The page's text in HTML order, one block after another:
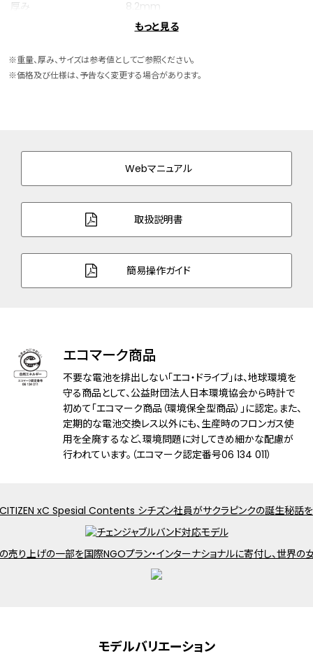
厚み 8.2mm
ケース素材 スーパーチタニウム
三ツ折れプッシュタイプ
バンド幅 12.0mm
バンド調整可能サイ
120～184mm
球面サファイアガラス（無反射コーティン
グ）
耐磁性能 １種耐磁
デザイン特徴
文字板部品：再生素材
文字板：ラボグロウン・ダイヤモンド入
りゅうず：ラボグロウン・ダイヤモンド入
夜光(針)
充電警告機能
パワーセーブ機能
フル充電時約3年可動(パワーセーブ作動
パーペチュアルカレンダー
もっと見る
※重量、厚み、サイズは参考値としてご参照ください。
※価格及び仕様は、予告なく変更する場合があります。
Webマニュアル
取扱説明書
簡易操作ガイド
エコマーク商品
不要な電池を排出しない「エコ・ドライブ」は、地球環境を
守る商品として、公益財団法人日本環境協会から時計で
初めて「エコマーク商品（環境保全型商品）」に認定。また、
定期的な電池交換レス以外にも、生産時のフロンガス使
用を全廃するなど、環境問題に対してきめ細かな配慮が
行われています。（エコマーク認定番号06 134 011）
モデルバリエーション